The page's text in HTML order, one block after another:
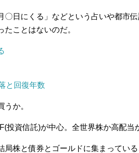
〇日にくる」などという占いや都市
ことはないのだ。
と回復年数
うか。
投資信託)が中心。全世界株か高配当
局株と債券とゴールドに集まってい